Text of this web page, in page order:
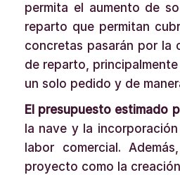
permita el aumento de
reparto que permitan
concretas pasarán por la
de reparto,
un solo pedido y de
El presupuesto estimado
la nave y la
labor comercial.
proyecto como la